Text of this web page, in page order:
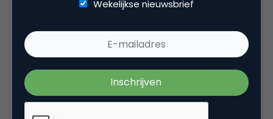
Tags
customer experience, klantervaring, klantgerichtheid
klanttevredenheid
Wekelijkse nieuwsbrief